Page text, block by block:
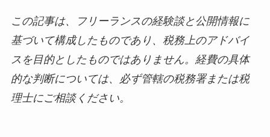
この記事は、フリーランスの経験談と公開情報に
基づいて構成したものであり、税務上のアドバイ
スを目的としたものではありません。経費の具体
的な判断については、必ず管轄の税務署または税
理士にご相談ください。